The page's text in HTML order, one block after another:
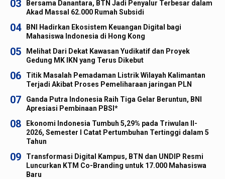
03
Bersama Danantara, BTN Jadi Penyalur Terbesar dalam
Akad Massal 62.000 Rumah Subsidi
04
BNI Hadirkan Ekosistem Keuangan Digital bagi
Mahasiswa Indonesia di Hong Kong
05
Melihat Dari Dekat Kawasan Yudikatif dan Proyek
Gedung MK IKN yang Terus Dikebut
06
Titik Masalah Pemadaman Listrik Wilayah Kalimantan
Terjadi Akibat Proses Pemeliharaan jaringan PLN
07
Ganda Putra Indonesia Raih Tiga Gelar Beruntun, BNI
Apresiasi Pembinaan PBSI*
08
Ekonomi Indonesia Tumbuh 5,29% pada Triwulan II-
2026, Semester I Catat Pertumbuhan Tertinggi dalam 5
Tahun
09
Transformasi Digital Kampus, BTN dan UNDIP Resmi
Luncurkan KTM Co-Branding untuk 17.000 Mahasiswa
Baru